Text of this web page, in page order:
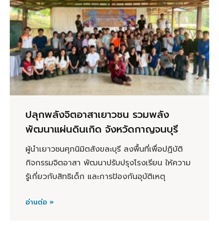
ปลุกพลังจิตอาสาเยาวชน รวมพลัง
พัฒนาแผ่นดินเกิด จังหวัดกาญจนบุรี
ผู้นำเยาวชนศุภนิมิตสังขละบุรี ลงพื้นที่เพื่อปฏิบัติ
กิจกรรมจิตอาสา พัฒนาปรับปรุงโรงเรียน ให้ความ
รู้เกี่ยวกับสิทธิเด็ก และการป้องกันอุบัติเหตุ
อ่านต่อ »